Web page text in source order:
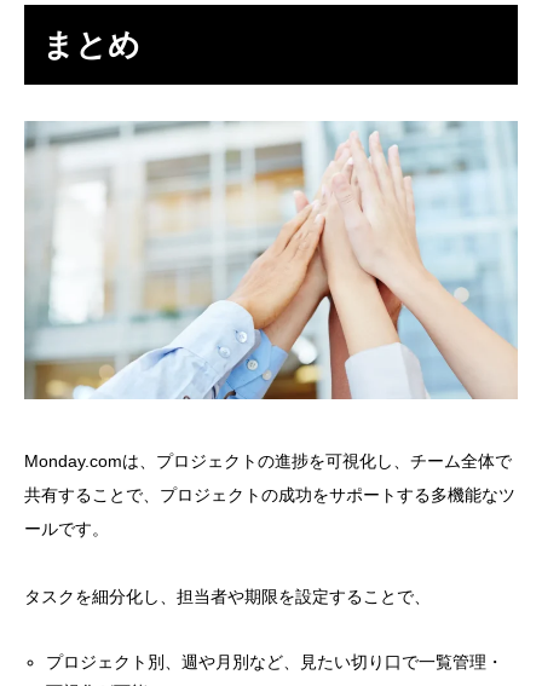
まとめ
Monday.comは、プロジェクトの進捗を可視化し、チーム全体で
共有することで、プロジェクトの成功をサポートする多機能なツ
ールです。
タスクを細分化し、担当者や期限を設定することで、
プロジェクト別、週や月別など、見たい切り口で一覧管理・